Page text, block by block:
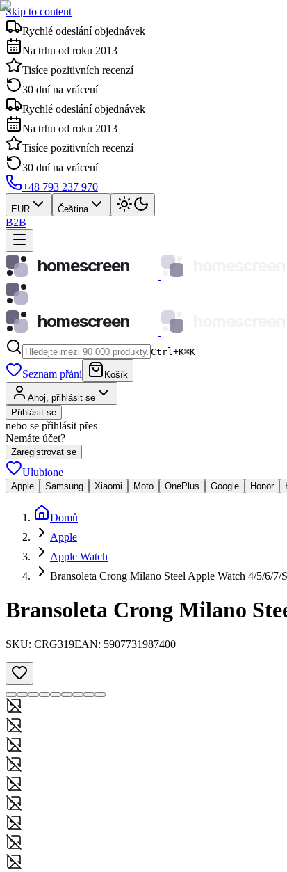
Skip to content
Rychlé odeslání objednávek
Na trhu od roku 2013
Tisíce pozitivních recenzí
30 dní na vrácení
Rychlé odeslání objednávek
Na trhu od roku 2013
Tisíce pozitivních recenzí
30 dní na vrácení
+48 793 237 970
EUR Čeština
B2B
homescreen
homescreen
Ctrl+K⌘K
Seznam přání Košík
Ahoj, přihlásit se
Přihlásit se
nebo se přihlásit přes
Nemáte účet?
Zaregistrovat se
Ulubione
Apple Samsung Xiaomi Moto OnePlus Google Honor
Domů
Apple
Apple Watch
Bransoleta Crong Milano Steel Apple Watch 4/5/6/
Bransoleta Crong Milano
SKU: CRG319EAN: 5907731987400